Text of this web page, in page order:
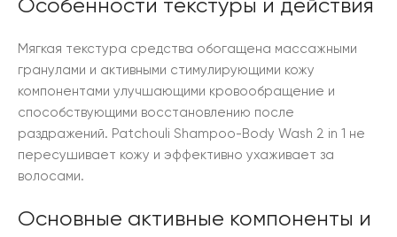
Особенности текстуры и действия
Мягкая текстура средства обогащена массажными
гранулами и активными стимулирующими кожу
компонентами улучшающими кровообращение и
способствующими восстановлению после
раздражений. Patchouli Shampoo-Body Wash 2 in 1 не
пересушивает кожу и эффективно ухаживает за
волосами.
Основные активные компоненты и